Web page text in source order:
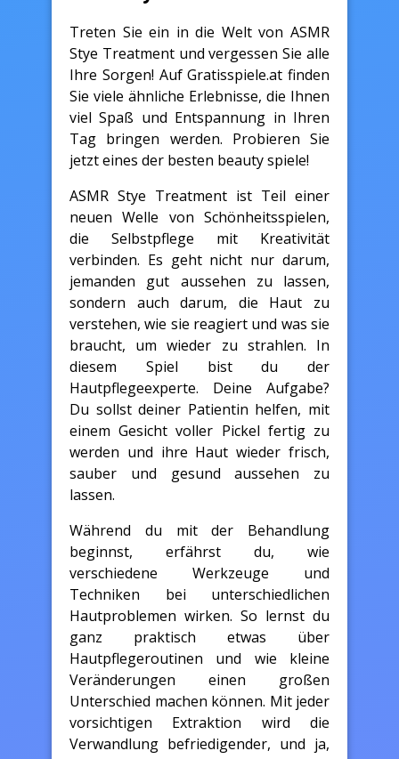
Treten Sie ein in die Welt von ASMR
Stye Treatment und vergessen Sie alle
Ihre Sorgen! Auf Gratisspiele.at finden
Sie viele ähnliche Erlebnisse, die Ihnen
viel Spaß und Entspannung in Ihren
Tag bringen werden. Probieren Sie
jetzt eines der besten beauty spiele!
ASMR Stye Treatment ist Teil einer
neuen Welle von Schönheitsspielen,
die Selbstpflege mit Kreativität
verbinden. Es geht nicht nur darum,
jemanden gut aussehen zu lassen,
sondern auch darum, die Haut zu
verstehen, wie sie reagiert und was sie
braucht, um wieder zu strahlen. In
diesem Spiel bist du der
Hautpflegeexperte. Deine Aufgabe?
Du sollst deiner Patientin helfen, mit
einem Gesicht voller Pickel fertig zu
werden und ihre Haut wieder frisch,
sauber und gesund aussehen zu
lassen.
Während du mit der Behandlung
beginnst, erfährst du, wie
verschiedene Werkzeuge und
Techniken bei unterschiedlichen
Hautproblemen wirken. So lernst du
ganz praktisch etwas über
Hautpflegeroutinen und wie kleine
Veränderungen einen großen
Unterschied machen können. Mit jeder
vorsichtigen Extraktion wird die
Verwandlung befriedigender, und ja,